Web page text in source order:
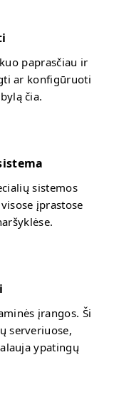
paprasčiau ir
ar konfigūruoti
čia.
sistemos
įprastose
įrangos. Ši
serveriuose,
ypatingų